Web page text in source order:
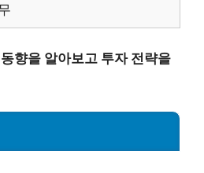
향을 알아보고 투자 전략을